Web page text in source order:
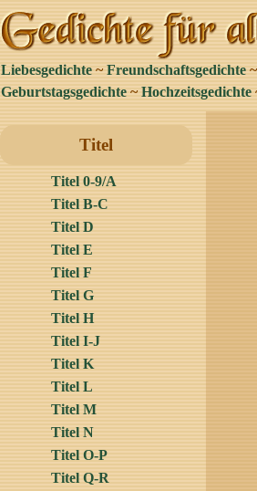
Liebesgedichte ~ Freundschaftsgedichte ~
Geburtstagsgedichte ~ Hochzeitsgedichte
Titel
Titel 0-9/A
Titel B-C
Titel D
Titel E
Titel F
Titel G
Titel H
Titel I-J
Titel K
Titel L
Titel M
Titel N
Titel O-P
Titel Q-R